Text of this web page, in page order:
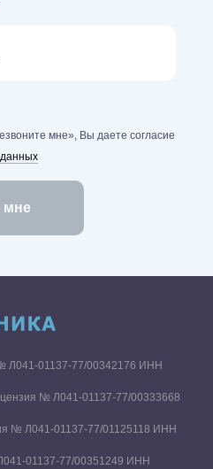
мне», Вы даете согласие
Л041-01137-77/00342176 ИНН
№ Л041-01137-77/00333668
№ Л041-01137-77/01125118 ИНН
01137-77/00351249 ИНН